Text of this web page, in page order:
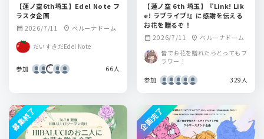
【蓮ノ空6th埼玉】Edel Note フ
ラスタ企画
calendar_month 2026/7/11 location_on ベルーナドーム
だいすきだEdel Note
参加 66人
【蓮ノ空 6th 埼玉】『Link! Lik
e! ラブライブ!』に感謝を伝える
お花を贈るぞ！
calendar_month 2026/7/11 location_on ベルーナドーム
皆でお花を贈れたらとってもフ
ラワー！
参加 329人
募集終了 企画完了